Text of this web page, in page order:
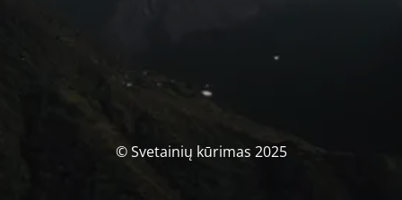
© Svetainių kūrimas 2025